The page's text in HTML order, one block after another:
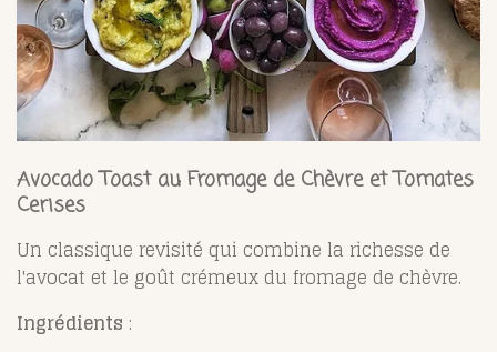
Avocado Toast au Fromage de Chèvre et Tomates
Cerises
Un classique revisité qui combine la richesse de
l'avocat et le goût crémeux du fromage de chèvre.
Ingrédients :